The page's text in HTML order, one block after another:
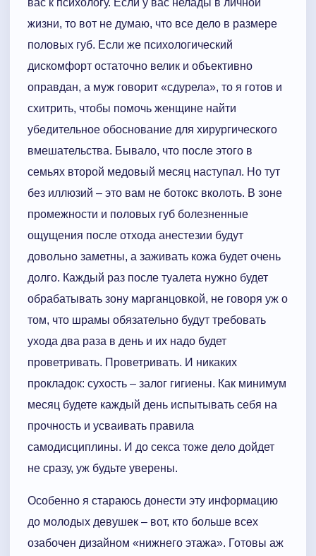
вас к психологу. Если у вас нелады в личной
жизни, то вот не думаю, что все дело в размере
половых губ. Если же психологический
дискомфорт остаточно велик и объективно
оправдан, а муж говорит «сдурела», то я готов и
схитрить, чтобы помочь женщине найти
убедительное обоснование для хирургического
вмешательства. Бывало, что после этого в
семьях второй медовый месяц наступал. Но тут
без иллюзий – это вам не ботокс вколоть. В зоне
промежности и половых губ болезненные
ощущения после отхода анестезии будут
довольно заметны, а заживать кожа будет очень
долго. Каждый раз после туалета нужно будет
обрабатывать зону марганцовкой, не говоря уж о
том, что шрамы обязательно будут требовать
ухода два раза в день и их надо будет
проветривать. Проветривать. И никаких
прокладок: сухость – залог гигиены. Как минимум
месяц будете каждый день испытывать себя на
прочность и усваивать правила
самодисциплины. И до секса тоже дело дойдет
не сразу, уж будьте уверены.
Особенно я стараюсь донести эту информацию
до молодых девушек – вот, кто больше всех
озабочен дизайном «нижнего этажа». Готовы аж